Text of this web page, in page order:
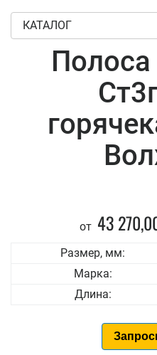
КАТАЛОГ
Полоса
от 43
Размер, мм:
Марка:
Длина: